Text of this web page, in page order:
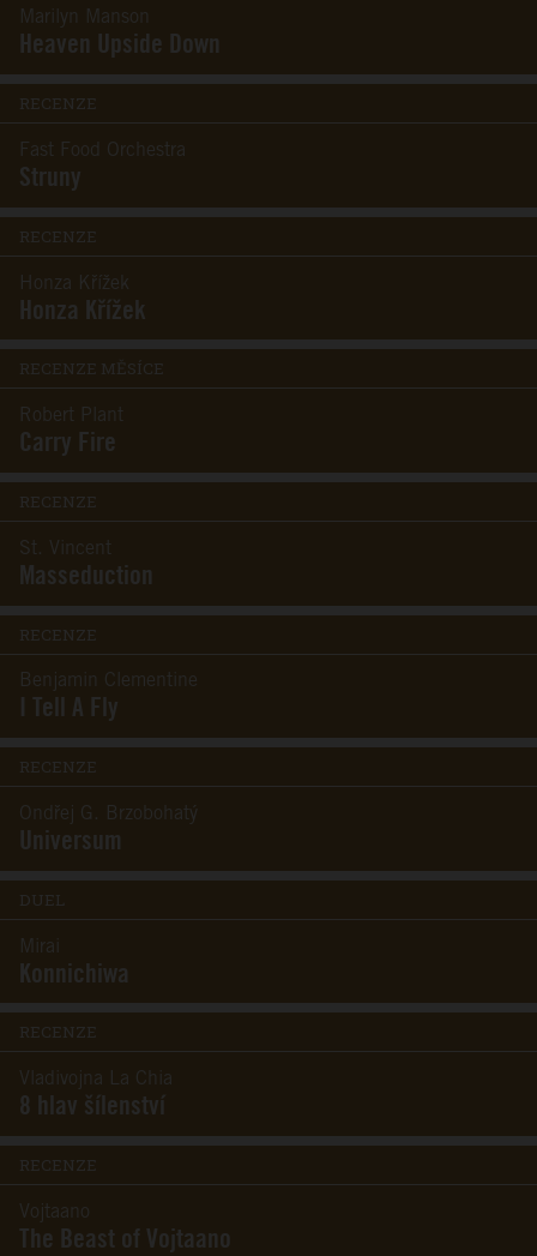
Marilyn Manson
Heaven Upside Down
RECENZE
Fast Food Orchestra
Struny
RECENZE
Honza Křížek
Honza Křížek
RECENZE MĚSÍCE
Robert Plant
Carry Fire
RECENZE
St. Vincent
Masseduction
RECENZE
Benjamin Clementine
I Tell A Fly
RECENZE
Ondřej G. Brzobohatý
Universum
DUEL
Mirai
Konnichiwa
RECENZE
Vladivojna La Chia
8 hlav šílenství
RECENZE
Vojtaano
The Beast of Vojtaano